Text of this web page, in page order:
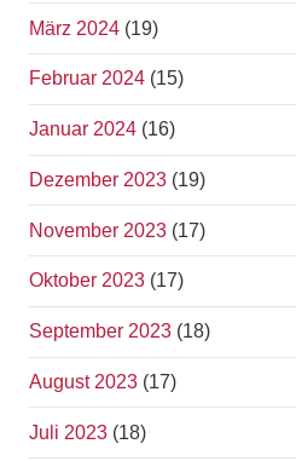
März 2024 (19)
Februar 2024 (15)
Januar 2024 (16)
Dezember 2023 (19)
November 2023 (17)
Oktober 2023 (17)
September 2023 (18)
August 2023 (17)
Juli 2023 (18)